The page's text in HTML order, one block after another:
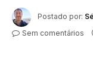
Postado por:
Sem comentários